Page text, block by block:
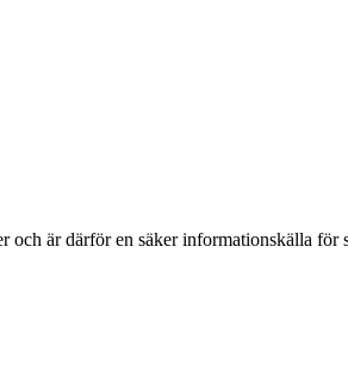
är därför en säker informationskälla